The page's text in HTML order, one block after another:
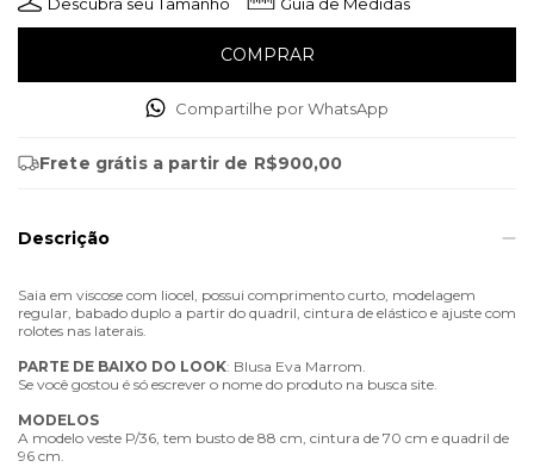
Descubra seu Tamanho Guia de Medidas
Compartilhe por WhatsApp
Frete grátis a partir de R$900,00
Descrição
Saia em viscose com liocel, possui comprimento curto, modelagem
regular, babado duplo a partir do quadril, cintura de elástico e ajuste com
rolotes nas laterais.
PARTE DE BAIXO DO LOOK: Blusa Eva Marrom.
Se você gostou é só escrever o nome do produto na busca site.
MODELOS
A modelo veste P/36, tem busto de 88 cm, cintura de 70 cm e quadril de
96 cm.